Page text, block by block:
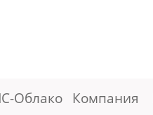
Облако Компания